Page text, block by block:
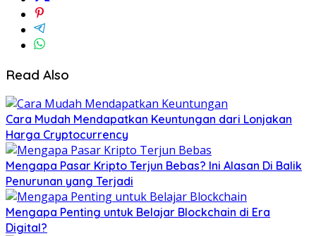
Read Also
Cara Mudah Mendapatkan Keuntungan dari Lonjakan
Harga Cryptocurrency
Mengapa Pasar Kripto Terjun Bebas? Ini Alasan Di Balik
Penurunan yang Terjadi
Mengapa Penting untuk Belajar Blockchain di Era
Digital?